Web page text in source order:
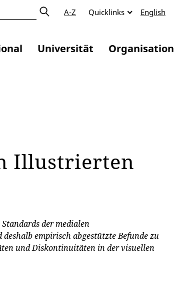
A-Z Quicklinks English
Universität Organisation
Illustrierten
der medialen
empirisch abgestützte Befunde zu
und Diskontinuitäten in der visuellen